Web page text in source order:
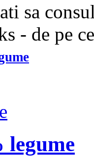
sa
- de pe
legume